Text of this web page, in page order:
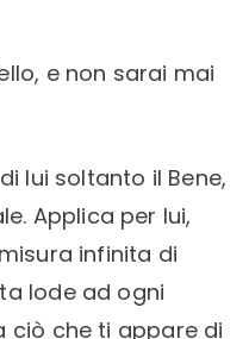
e non sarai mai
lui soltanto il Bene,
Applica per lui,
infinita di
lode ad ogni
ciò che ti appare di